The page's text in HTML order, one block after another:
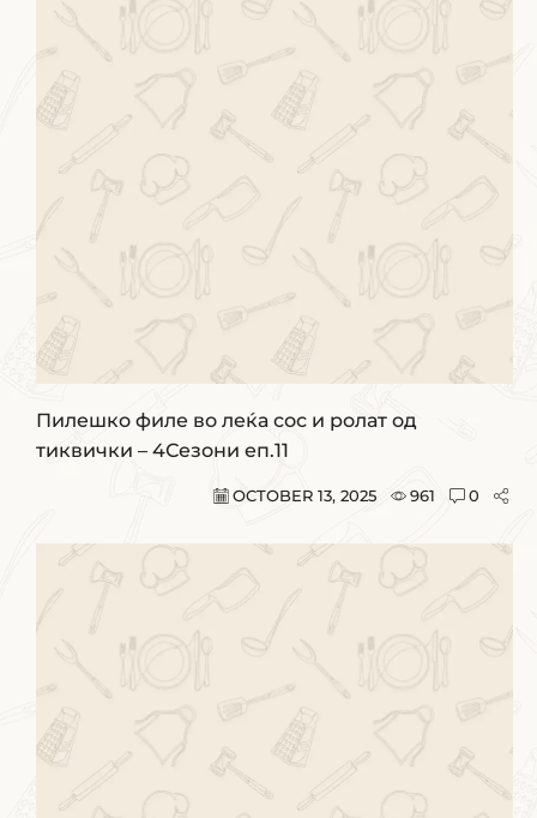
Пилешко филе во леќа сос и ролат од
тиквички – 4Сезони еп.11
OCTOBER 13, 2025 961 0